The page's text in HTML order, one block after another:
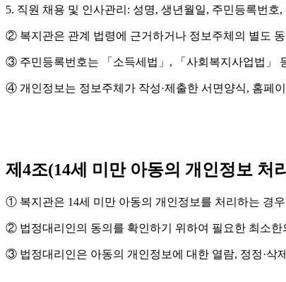
5. 직원 채용 및 인사관리: 성명, 생년월일, 주민등록번
② 복지관은 관계 법령에 근거하거나 정보주체의 별도
③ 주민등록번호는 「소득세법」, 「사회복지사업법」
④ 개인정보는 정보주체가 작성·제출한 서면양식, 홈페
제4조(14세 미만 아동의 개인정보 처
① 복지관은 14세 미만 아동의 개인정보를 처리하는 경
② 법정대리인의 동의를 확인하기 위하여 필요한 최소한
③ 법정대리인은 아동의 개인정보에 대한 열람, 정정·삭